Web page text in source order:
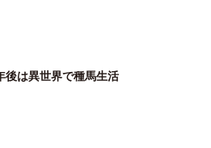
後は異世界で種馬生活